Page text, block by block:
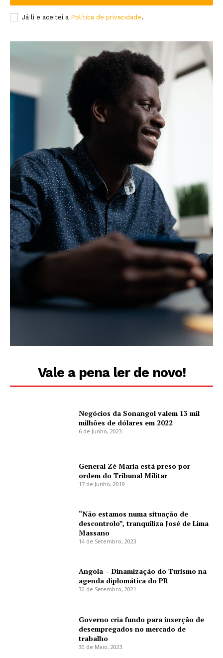
Já li e aceitei a Política de privacidade.
Vale a pena ler de novo!
Negócios da Sonangol valem 13 mil
milhões de dólares em 2022
6 de Junho, 2023
General Zé Maria está preso por
ordem do Tribunal Militar
17 de Junho, 2019
“Não estamos numa situação de
descontrolo”, tranquiliza José de Lima
Massano
14 de Setembro, 2023
Angola – Dinamização do Turismo na
agenda diplomática do PR
30 de Setembro, 2021
Governo cria fundo para inserção de
desempregados no mercado de
trabalho
30 de Maio, 2023